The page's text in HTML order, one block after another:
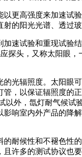
更高强度来加速
的阳光光谱、透过
速试验和重现试
探头，又称太阳眼
光辐照度。太阳
，以保证辐照度的
外，氙灯耐气候
响室内外产品的
耐候性和不褪色
许多的测试协议